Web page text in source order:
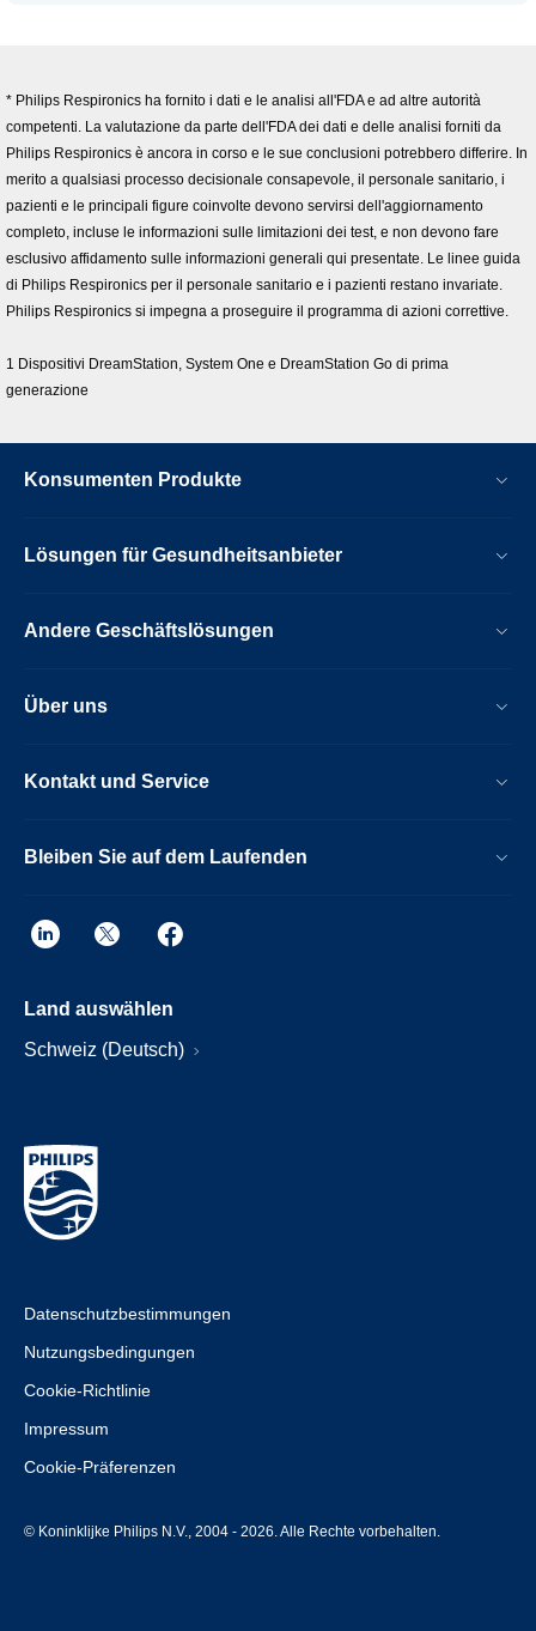
* Philips Respironics ha fornito i dati e le analisi all'FDA e ad altre autorità
competenti. La valutazione da parte dell'FDA dei dati e delle analisi forniti da
Philips Respironics è ancora in corso e le sue conclusioni potrebbero differire. In
merito a qualsiasi processo decisionale consapevole, il personale sanitario, i
pazienti e le principali figure coinvolte devono servirsi dell'aggiornamento
completo, incluse le informazioni sulle limitazioni dei test, e non devono fare
esclusivo affidamento sulle informazioni generali qui presentate. Le linee guida
di Philips Respironics per il personale sanitario e i pazienti restano invariate.
Philips Respironics si impegna a proseguire il programma di azioni correttive.
1 Dispositivi DreamStation, System One e DreamStation Go di prima
generazione
Konsumenten Produkte
Lösungen für Gesundheitsanbieter
Andere Geschäftslösungen
Über uns
Kontakt und Service
Bleiben Sie auf dem Laufenden
Land auswählen
Schweiz (Deutsch)
Datenschutzbestimmungen
Nutzungsbedingungen
Cookie-Richtlinie
Impressum
Cookie-Präferenzen
© Koninklijke Philips N.V., 2004 - 2026. Alle Rechte vorbehalten.